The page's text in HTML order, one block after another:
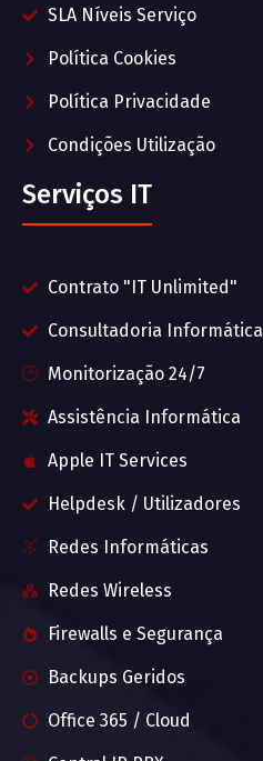
SLA Níveis Serviço
Política Cookies
Política Privacidade
Condições Utilização
Serviços IT
Contrato "IT Unlimited"
Consultadoria Informática
Monitorização 24/7
Assistência Informática
Apple IT Services
Helpdesk / Utilizadores
Redes Informáticas
Redes Wireless
Firewalls e Segurança
Backups Geridos
Office 365 / Cloud